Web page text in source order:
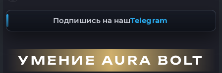
Подпишись на нашTelegram
УМЕНИЕ AURA BOLT